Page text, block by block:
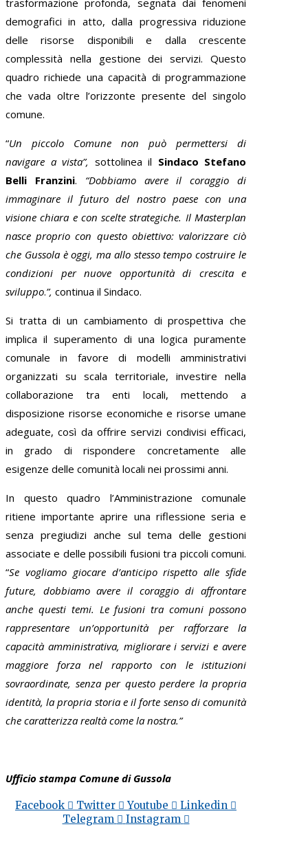
demografici in atto, dalla progressiva riduzione
delle risorse disponibili e dalla crescente
complessità nella gestione dei servizi. Questo
quadro richiede una capacità di programmazione
che vada oltre l’orizzonte presente del singolo
comune.
“Un piccolo Comune non può permettersi di
navigare a vista”, sottolinea il Sindaco Stefano
Belli Franzini. “Dobbiamo avere il coraggio di
immaginare il futuro del nostro paese con una
visione chiara e con scelte strategiche. Il Masterplan
nasce proprio con questo obiettivo: valorizzare ciò
che Gussola è oggi, ma allo stesso tempo costruire le
condizioni per nuove opportunità di crescita e
sviluppo.”, continua il Sindaco.
Si tratta di un cambiamento di prospettiva che
implica il superamento di una logica puramente
comunale in favore di modelli amministrativi
organizzati su scala territoriale, investire nella
collaborazione tra enti locali, mettendo a
disposizione risorse economiche e risorse umane
adeguate, così da offrire servizi condivisi efficaci,
in grado di rispondere concretamente alle
esigenze delle comunità locali nei prossimi anni.
In questo quadro l’Amministrazione comunale
ritiene importante aprire una riflessione seria e
senza pregiudizi anche sul tema delle gestioni
associate e delle possibili fusioni tra piccoli comuni.
“Se vogliamo giocare d’anticipo rispetto alle sfide
future, dobbiamo avere il coraggio di affrontare
anche questi temi. Le fusioni tra comuni possono
rappresentare un’opportunità per rafforzare la
capacità amministrativa, migliorare i servizi e avere
maggiore forza nel rapporto con le istituzioni
sovraordinate, senza per questo perdere la propria
identità, la propria storia e il forte senso di comunità
che caratterizza realtà come la nostra.”
Ufficio stampa Comune di Gussola
Facebook Twitter Youtube
Linkedin
Telegram
Instagram